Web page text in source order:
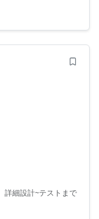
詳細設計~テストまで